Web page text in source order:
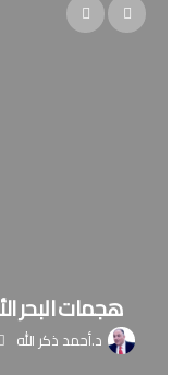
هجمات البحر
د.أحمد ذكر الله